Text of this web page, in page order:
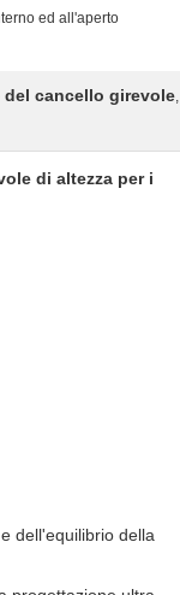
ed all'aperto
cancello girevole,
di altezza per i
dell'equilibrio della